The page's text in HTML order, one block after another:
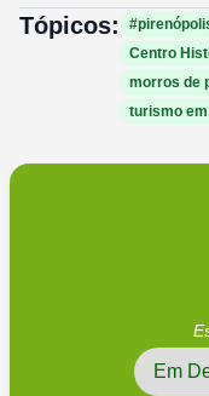
Tópicos:
Centro
morros de
turismo em